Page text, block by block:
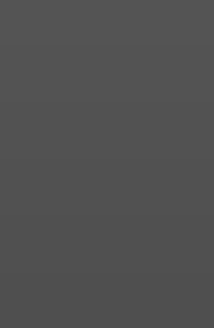
в Управлении
состоялась